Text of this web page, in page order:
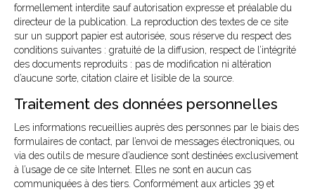
formellement interdite sauf autorisation expresse et préalable du
directeur de la publication. La reproduction des textes de ce site
sur un support papier est autorisée, sous réserve du respect des
conditions suivantes : gratuité de la diffusion, respect de l’intégrité
des documents reproduits : pas de modification ni altération
d’aucune sorte, citation claire et lisible de la source.
Traitement des données personnelles
Les informations recueillies auprès des personnes par le biais des
formulaires de contact, par l’envoi de messages électroniques, ou
via des outils de mesure d’audience sont destinées exclusivement
à l’usage de ce site Internet. Elles ne sont en aucun cas
communiquées à des tiers. Conformément aux articles 39 et